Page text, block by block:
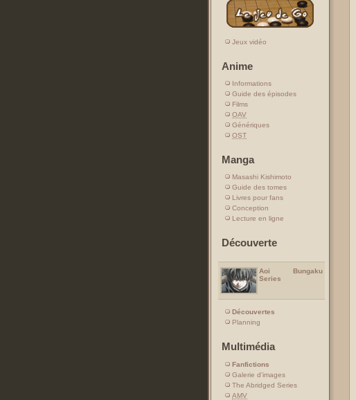
Jeux vidéo
Anime
Informations
Guide des épisodes
Films
OAV
Génériques
OST
Manga
Masashi Kishimoto
Guide des tomes
Livres pour fans
Conception
Lecture en ligne
Découverte
Aoi Bungaku
Series
Découvertes
Planning
Multimédia
Fanfictions
Galerie d'images
The Abridged Series
AMV